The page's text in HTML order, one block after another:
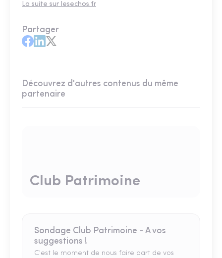
La suite sur lesechos.fr
Partager
Découvrez d'autres contenus du même
partenaire
Club Patrimoine
Sondage Club Patrimoine - A vos
suggestions !
C'est le moment de nous faire part de vos